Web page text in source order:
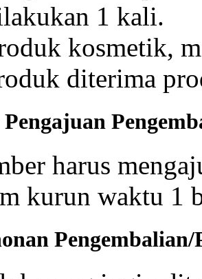
tidak dapat
yang sudah
secara set.
tidak dapat
melewati 1
rusak
yang